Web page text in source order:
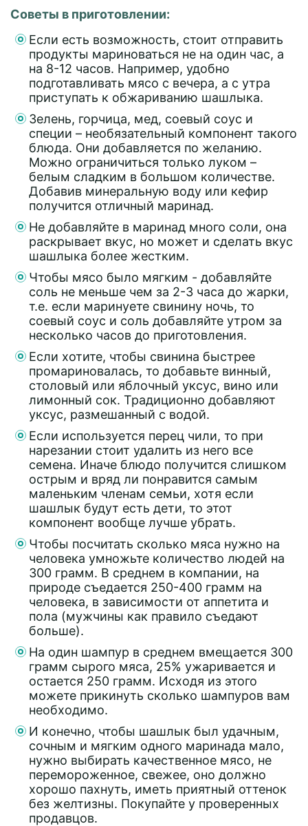
Советы в приготовлении:
Если есть возможность, стоит отправить
продукты мариноваться не на один час, а
на 8-12 часов. Например, удобно
подготавливать мясо с вечера, а с утра
приступать к обжариванию шашлыка.
Зелень, горчица, мед, соевый соус и
специи – необязательный компонент такого
блюда. Они добавляется по желанию.
Можно ограничиться только луком –
белым сладким в большом количестве.
Добавив минеральную воду или кефир
получится отличный маринад.
Не добавляйте в маринад много соли, она
раскрывает вкус, но может и сделать вкус
шашлыка более жестким.
Чтобы мясо было мягким - добавляйте
соль не меньше чем за 2-3 часа до жарки,
т.е. если маринуете свинину ночь, то
соевый соус и соль добавляйте утром за
несколько часов до приготовления.
Если хотите, чтобы свинина быстрее
промариновалась, то добавьте винный,
столовый или яблочный уксус, вино или
лимонный сок. Традиционно добавляют
уксус, размешанный с водой.
Если используется перец чили, то при
нарезании стоит удалить из него все
семена. Иначе блюдо получится слишком
острым и вряд ли понравится самым
маленьким членам семьи, хотя если
шашлык будут есть дети, то этот
компонент вообще лучше убрать.
Чтобы посчитать сколько мяса нужно на
человека умножьте количество людей на
300 грамм. В среднем в компании, на
природе съедается 250-400 грамм на
человека, в зависимости от аппетита и
пола (мужчины как правило съедают
больше).
На один шампур в среднем вмещается 300
грамм сырого мяса, 25% ужаривается и
остается 250 грамм. Исходя из этого
можете прикинуть сколько шампуров вам
необходимо.
И конечно, чтобы шашлык был удачным,
сочным и мягким одного маринада мало,
нужно выбирать качественное мясо, не
перемороженное, свежее, оно должно
хорошо пахнуть, иметь приятный оттенок
без желтизны. Покупайте у проверенных
продавцов.